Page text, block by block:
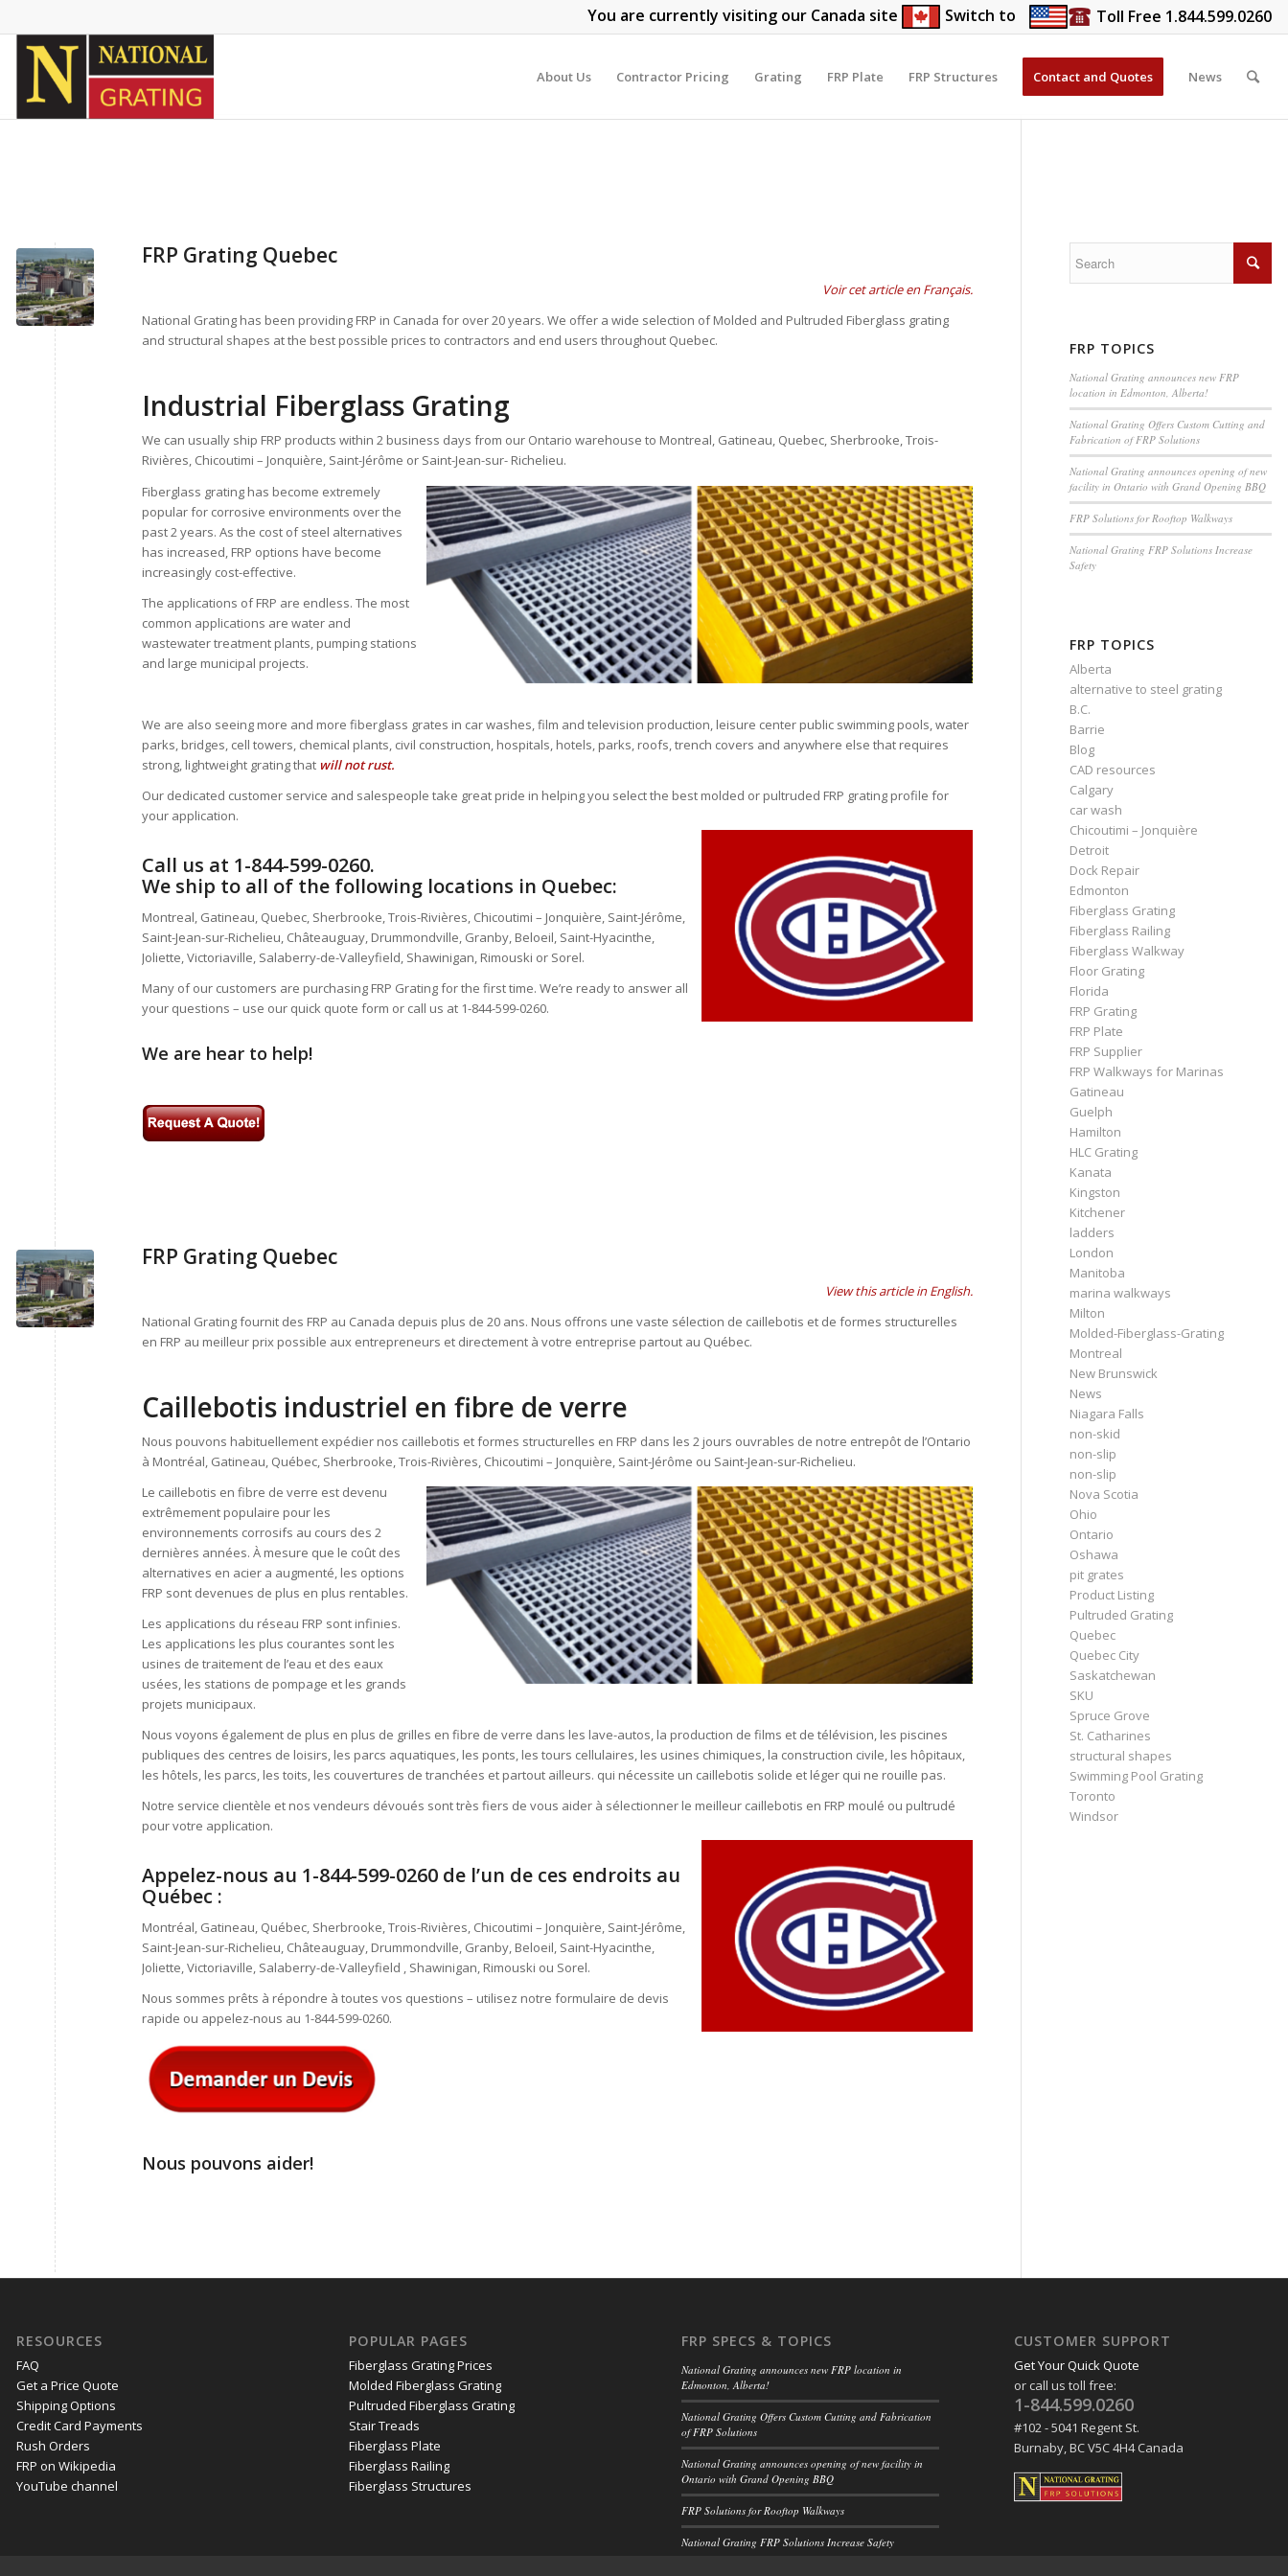
You are currently visiting our Canada site Switch to Toll Free 1.844.599.0260
About Us Contractor Pricing Grating FRP Plate FRP Structures Contact and Quotes News
FRP Grating Quebec
Voir cet article en Français.
National Grating has been providing FRP in Canada for over 20 years. We offer a wide selection of Molded and Pultruded Fiberglass grating
and structural shapes at the best possible prices to contractors and end users throughout Quebec.
Industrial Fiberglass Grating
We can usually ship FRP products within 2 business days from our Ontario warehouse to Montreal, Gatineau, Quebec, Sherbrooke, Trois-
Rivières, Chicoutimi – Jonquière, Saint-Jérôme or Saint-Jean-sur- Richelieu.
Fiberglass grating has become extremely
popular for corrosive environments over the
past 2 years. As the cost of steel alternatives
has increased, FRP options have become
increasingly cost-effective.
The applications of FRP are endless. The most
common applications are water and
wastewater treatment plants, pumping stations
and large municipal projects.
We are also seeing more and more fiberglass grates in car washes, film and television production, leisure center public swimming pools, water
parks, bridges, cell towers, chemical plants, civil construction, hospitals, hotels, parks, roofs, trench covers and anywhere else that requires
strong, lightweight grating that will not rust.
Our dedicated customer service and salespeople take great pride in helping you select the best molded or pultruded FRP grating profile for
your application.
Call us at 1-844-599-0260.
We ship to all of the following locations in Quebec:
Montreal, Gatineau, Quebec, Sherbrooke, Trois-Rivières, Chicoutimi – Jonquière, Saint-Jérôme,
Saint-Jean-sur-Richelieu, Châteauguay, Drummondville, Granby, Beloeil, Saint-Hyacinthe,
Joliette, Victoriaville, Salaberry-de-Valleyfield, Shawinigan, Rimouski or Sorel.
Many of our customers are purchasing FRP Grating for the first time. We’re ready to answer all
your questions – use our quick quote form or call us at 1-844-599-0260.
We are hear to help!
FRP Grating Quebec
View this article in English.
National Grating fournit des FRP au Canada depuis plus de 20 ans. Nous offrons une vaste sélection de caillebotis et de formes structurelles
en FRP au meilleur prix possible aux entrepreneurs et directement à votre entreprise partout au Québec.
Caillebotis industriel en fibre de verre
Nous pouvons habituellement expédier nos caillebotis et formes structurelles en FRP dans les 2 jours ouvrables de notre entrepôt de l’Ontario
à Montréal, Gatineau, Québec, Sherbrooke, Trois-Rivières, Chicoutimi – Jonquière, Saint-Jérôme ou Saint-Jean-sur-Richelieu.
Le caillebotis en fibre de verre est devenu
extrêmement populaire pour les
environnements corrosifs au cours des 2
dernières années. À mesure que le coût des
alternatives en acier a augmenté, les options
FRP sont devenues de plus en plus rentables.
Les applications du réseau FRP sont infinies.
Les applications les plus courantes sont les
usines de traitement de l’eau et des eaux
usées, les stations de pompage et les grands
projets municipaux.
Nous voyons également de plus en plus de grilles en fibre de verre dans les lave-autos, la production de films et de télévision, les piscines
publiques des centres de loisirs, les parcs aquatiques, les ponts, les tours cellulaires, les usines chimiques, la construction civile, les hôpitaux,
les hôtels, les parcs, les toits, les couvertures de tranchées et partout ailleurs. qui nécessite un caillebotis solide et léger qui ne rouille pas.
Notre service clientèle et nos vendeurs dévoués sont très fiers de vous aider à sélectionner le meilleur caillebotis en FRP moulé ou pultrudé
pour votre application.
Appelez-nous au 1-844-599-0260 de l’un de ces endroits au
Québec :
Montréal, Gatineau, Québec, Sherbrooke, Trois-Rivières, Chicoutimi – Jonquière, Saint-Jérôme,
Saint-Jean-sur-Richelieu, Châteauguay, Drummondville, Granby, Beloeil, Saint-Hyacinthe,
Joliette, Victoriaville, Salaberry-de-Valleyfield , Shawinigan, Rimouski ou Sorel.
Nous sommes prêts à répondre à toutes vos questions – utilisez notre formulaire de devis
rapide ou appelez-nous au 1-844-599-0260.
Nous pouvons aider!
FRP TOPICS
National Grating announces new FRP
location in Edmonton, Alberta!
National Grating Offers Custom Cutting and
Fabrication of FRP Solutions
National Grating announces opening of new
facility in Ontario with Grand Opening BBQ
FRP Solutions for Rooftop Walkways
National Grating FRP Solutions Increase
Safety
FRP TOPICS
Alberta
alternative to steel grating
B.C.
Barrie
Blog
CAD resources
Calgary
car wash
Chicoutimi – Jonquière
Detroit
Dock Repair
Edmonton
Fiberglass Grating
Fiberglass Railing
Fiberglass Walkway
Floor Grating
Florida
FRP Grating
FRP Plate
FRP Supplier
FRP Walkways for Marinas
Gatineau
Guelph
Hamilton
HLC Grating
Kanata
Kingston
Kitchener
ladders
London
Manitoba
marina walkways
Milton
Molded-Fiberglass-Grating
Montreal
New Brunswick
News
Niagara Falls
non-skid
non-slip
non-slip
Nova Scotia
Ohio
Ontario
Oshawa
pit grates
Product Listing
Pultruded Grating
Quebec
Quebec City
Saskatchewan
SKU
Spruce Grove
St. Catharines
structural shapes
Swimming Pool Grating
Toronto
Windsor
RESOURCES
FAQ
Get a Price Quote
Shipping Options
Credit Card Payments
Rush Orders
FRP on Wikipedia
YouTube channel
POPULAR PAGES
Fiberglass Grating Prices
Molded Fiberglass Grating
Pultruded Fiberglass Grating
Stair Treads
Fiberglass Plate
Fiberglass Railing
Fiberglass Structures
FRP SPECS & TOPICS
National Grating announces new FRP location in
Edmonton, Alberta!
National Grating Offers Custom Cutting and Fabrication
of FRP Solutions
National Grating announces opening of new facility in
Ontario with Grand Opening BBQ
FRP Solutions for Rooftop Walkways
National Grating FRP Solutions Increase Safety
CUSTOMER SUPPORT
Get Your Quick Quote
or call us toll free:
1-844.599.0260
#102 - 5041 Regent St.
Burnaby, BC V5C 4H4 Canada